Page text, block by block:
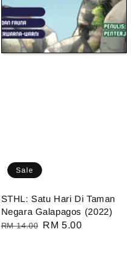
Sale
STHL: Satu Hari Di Taman
Negara Galapagos (2022)
Regular
RM 14.00 Sale
RM 5.00